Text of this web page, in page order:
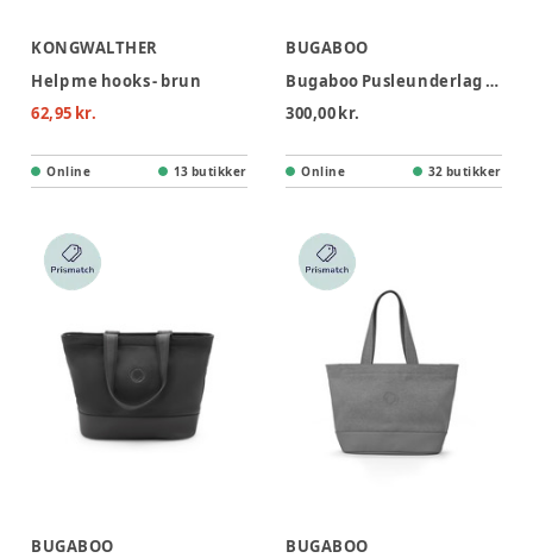
KONGWALTHER
Help me hooks - brun
62,95 kr.
Online 13 butikker
BUGABOO
Bugaboo Pusleunderlag - Light Grey Melange
300,00 kr.
Online 32 butikker
BUGABOO
BUGABOO